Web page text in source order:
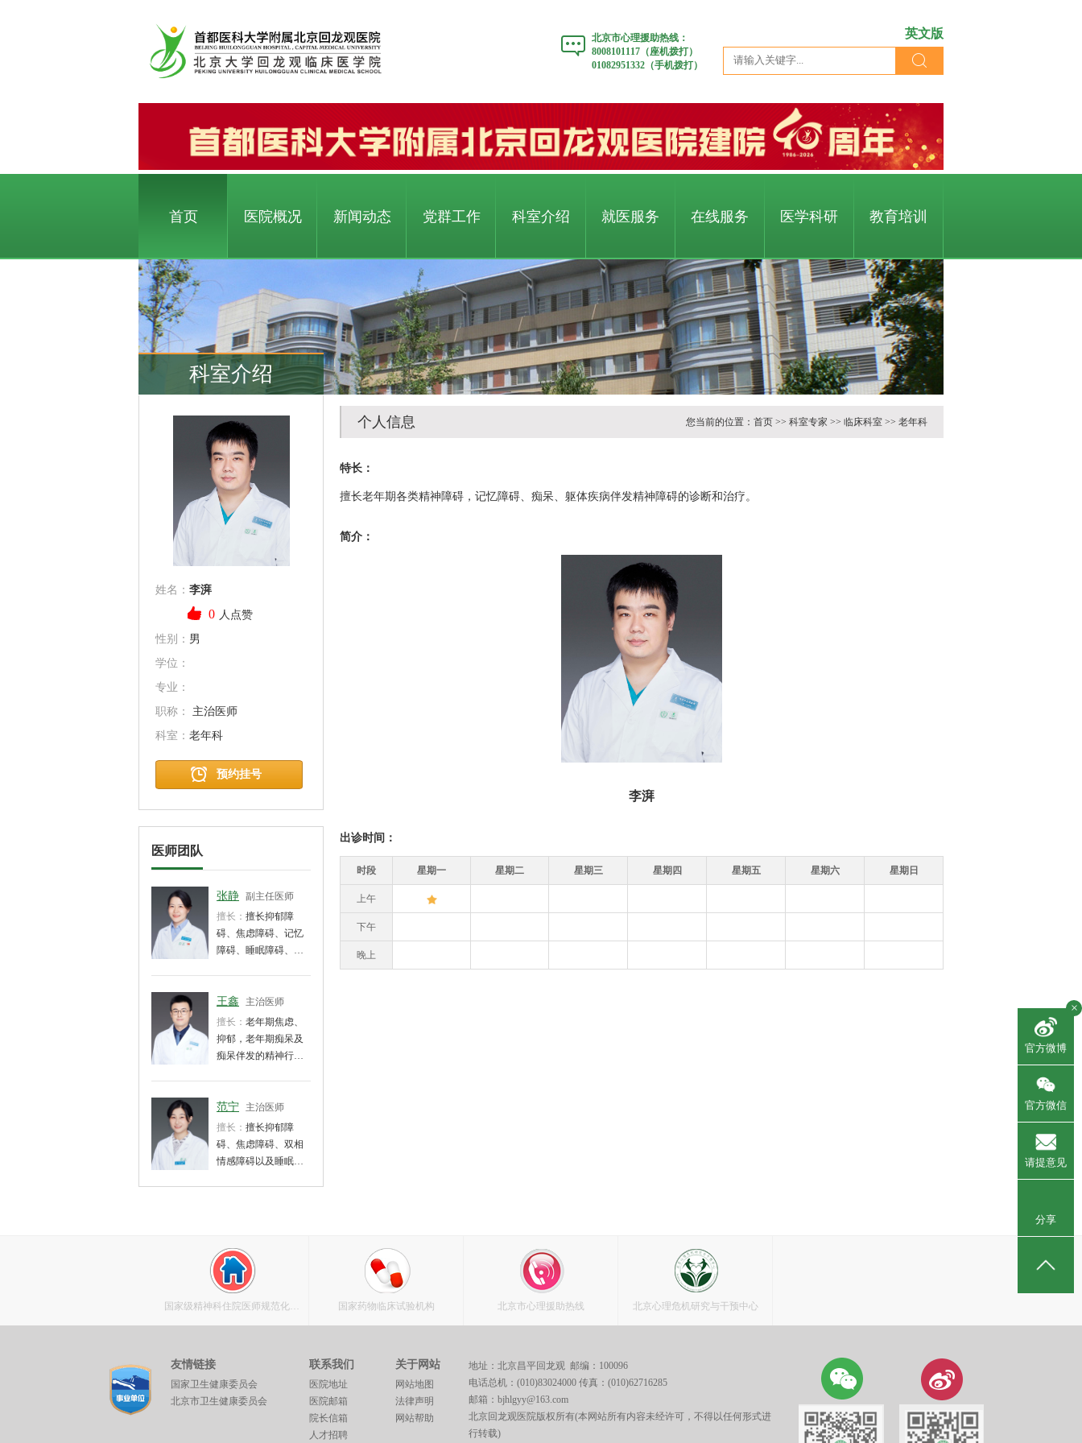
北京市心理援助热线：
8008101117（座机拨打）
01082951332（手机拨打）
英文版
首页 医院概况 新闻动态 党群工作 科室介绍 就医服务 在线服务 医学科研 教育培训
科室介绍
姓名： 李湃
0 人点赞
性别： 男
学位：
专业：
职称：
主治医师
科室： 老年科
预约挂号
医师团队
张静 副主任医师
擅长： 擅长抑郁障
碍、焦虑障碍、记忆
障碍、睡眠障碍、躯
见精神心理问题的药
物治疗及非药物康复
综合干预指导。
王鑫
主治医师
擅长： 老年期焦虑、
抑郁，老年期痴呆及
痴呆伴发的精神行为
范宁
主治医师
擅长： 擅长抑郁障
碍、焦虑障碍、双相
情感障碍以及睡眠障
个人信息 您当前的位置： 首页 >> 科室专家 >> 临床科室 >> 老年科
特长：
擅长老年期各类精神障碍，记忆障碍、痴呆、躯体疾病伴发精神障碍的诊断和治疗。
简介：
李湃
出诊时间：
时段 星期一 星期二 星期三 星期四 星期五 星期六 星期日
上午
下午
晚上
国家级精神科住院医师规范化培
国家药物临床试验机构 北京市心理援助热线 北京心理危机研究与干预中心
友情链接
国家卫生健康委员会
北京市卫生健康委员会
联系我们
医院地址
医院邮箱
院长信箱
人才招聘
关于网站
网站地图
法律声明
网站帮助
地址：北京昌平回龙观 邮编：100096
电话总机：(010)83024000 传真：(010)62716285
邮箱：bjhlgyy@163.com
北京回龙观医院版权所有(本网站所有内容未经许可，不得以任何形式进
行转载)
×
官方微博
官方微信
请提意见
分享